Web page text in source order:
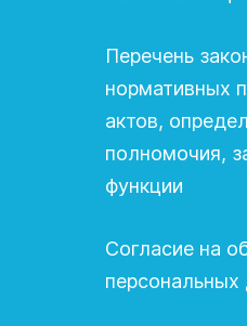
Перечень
нормативных
актов,
полномочия,
функции
Согласие на
персональных